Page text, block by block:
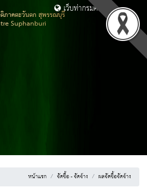
ติภาคตะวันตก สุพรรณบุรี
Suphanburi
เว็บท่ากรมศิลปากร
หน้าแรก จัดซื้อ - จัดจ้าง ผลจัดซื้อจัดจ้าง